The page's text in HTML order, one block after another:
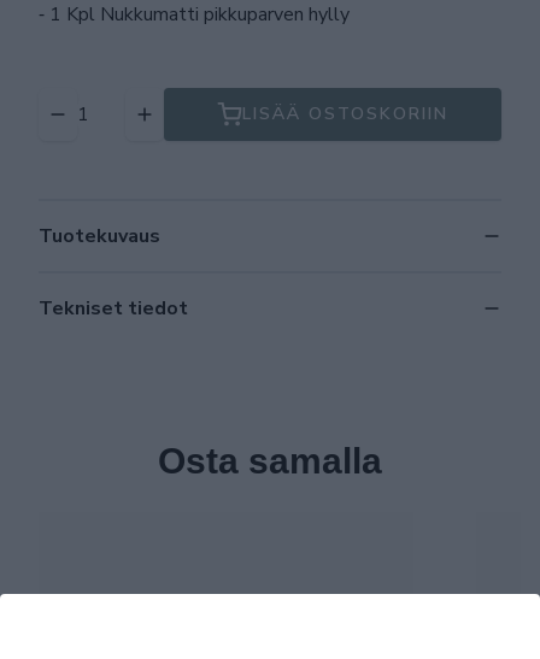
⁃ 1 Kpl Nukkumatti pikkuparven hylly
LISÄÄ OSTOSKORIIN
Tuotekuvaus
Tekniset tiedot
Osta samalla